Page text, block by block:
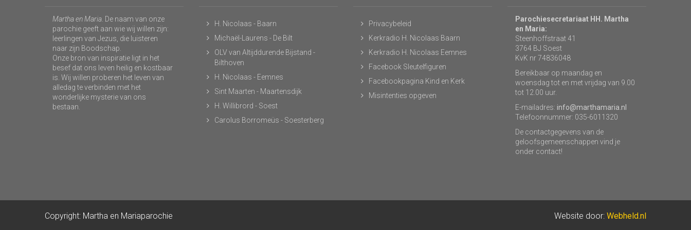
Martha en Maria . De naam van onze
parochie geeft aan wie wij willen zijn:
leerlingen van Jezus, die luisteren
naar zijn Boodschap.
Onze bron van inspiratie ligt in het
besef dat ons leven heilig en kostbaar
is. Wij willen proberen het leven van
alledag te verbinden met het
wonderlijke mysterie van ons
bestaan.
H. Nicolaas - Baarn
Michaël-Laurens - De Bilt
OLV van Altijddurende Bijstand -
Bilthoven
H. Nicolaas - Eemnes
Sint Maarten - Maartensdijk
H. Willibrord - Soest
Carolus Borromeüs - Soesterberg
Privacybeleid
Kerkradio H. Nicolaas Baarn
Kerkradio H. Nicolaas Eemnes
Facebook Sleutelfiguren
Facebookpagina Kind en Kerk
Misintenties opgeven
Parochiesecretariaat HH. Martha
en Maria:
Steenhoffstraat 41
3764 BJ Soest
KvK nr 74836048
Bereikbaar op maandag en
woensdag tot en met vrijdag van 9.00
tot 12.00 uur.
E-mailadres: info@marthamaria.nl
Telefoonnummer: 035-6011320
De contactgegevens van de
geloofsgemeenschappen vind je
onder contact!
Copyright: Martha en Mariaparochie Website door: Webheld.nl